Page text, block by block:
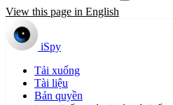
View this page in English
iSpy
Tải xuống
Tài liệu
Bản quyền